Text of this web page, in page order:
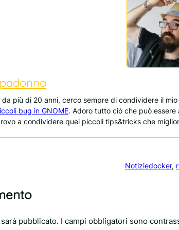
più di 20 anni, cerco sempre di condividere il
bug in GNOME. Adoro tutto ciò che può essere
a condividere quei piccoli tips&tricks che
Notiziedocker,
pubblicato. I campi obbligatori sono